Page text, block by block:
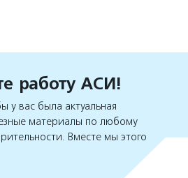
работу АСИ!
вас была актуальная
материалы по любому
Вместе мы этого